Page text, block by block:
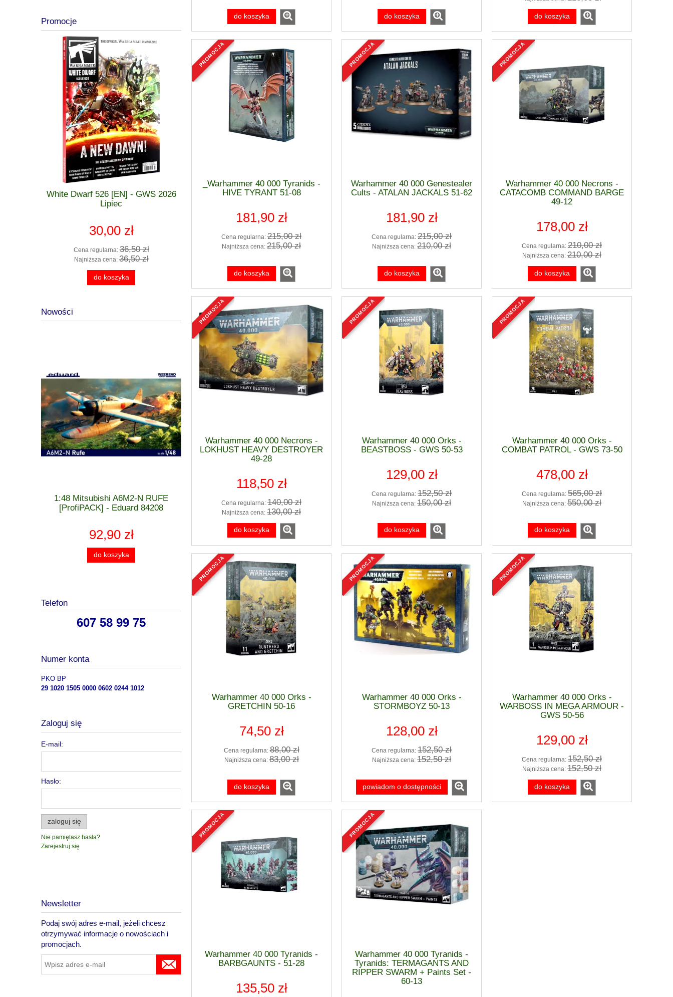
Promocje
White Dwarf 526 [EN] - GWS 2026
Lipiec
30,00 zł
Cena regularna:36,50 zł
Najniższa cena:36,50 zł
do koszyka
.Warhammer Age Of Sigmar -
131,00 zł
Cena regularna:155,00 zł
do koszyka
Pędzel - SYNTHETIC BRUSH
20,00 zł
Cena regularna: 24,00 zł
do koszyka
White Dwarf 503 [EN] - GWS 2024
Sierpień - nieznacznie uszkodzona
17,50 zł
Cena regularna:35,00 zł
Najniższa cena:28,50 zł
do koszyka
Pędzel -
Nowości
1:48 Mitsubishi A6M2-N RUFE
[ProfiPACK] - Eduard 84208
92,90 zł
do koszyka
1:48 Curtiss P-40 E WARHAWK
[WEEKEND] - Eduard 84207
85,90 zł
do koszyka
1:48 Mikojan i Guriewicz MiG-21 F-
13 FISHBED [ProfiPACK] - Eduard
203,10 zł
do koszyka
1:48 Focke-Wulf FW-190 D-9 Early -
MiniArt 48044 Advanced Kit
188,80 zł
powiadom o dostępności
Telefon
607 58 99 75
Numer konta
PKO BP
29 1020 1505 0000 0602 0244 1012
Zaloguj się
E-mail:
Hasło:
zaloguj się
Nie pamiętasz hasła?
Zarejestruj się
Newsletter
Podaj swój adres e-mail, jeżeli chcesz
otrzymywać informacje o nowościach i
promocjach.
do koszyka do koszyka do koszyka
_Warhammer 40 000 Tyranids -
HIVE TYRANT 51-08
181,90 zł
Cena regularna: 215,00 zł
Najniższa cena: 215,00 zł
do koszyka
promocja
Warhammer 40 000 Genestealer
Cults - ATALAN JACKALS 51-62
181,90 zł
Cena regularna: 215,00 zł
Najniższa cena: 210,00 zł
do koszyka
promocja
Warhammer 40 000 Necrons -
CATACOMB COMMAND BARGE
49-12
178,00 zł
Cena regularna: 210,00 zł
Najniższa cena: 210,00 zł
do koszyka
promocja
Warhammer 40 000 Necrons -
LOKHUST HEAVY DESTROYER
49-28
118,50 zł
Cena regularna: 140,00 zł
Najniższa cena: 130,00 zł
do koszyka
promocja
Warhammer 40 000 Orks -
BEASTBOSS - GWS 50-53
129,00 zł
Cena regularna: 152,50 zł
Najniższa cena: 150,00 zł
do koszyka
promocja
Warhammer 40 000 Orks -
COMBAT PATROL - GWS 73-50
478,00 zł
Cena regularna: 565,00 zł
Najniższa cena: 550,00 zł
do koszyka
promocja
Warhammer 40 000 Orks -
GRETCHIN 50-16
74,50 zł
Cena regularna:88,00 zł
Najniższa cena:83,00 zł
do koszyka
promocja
Warhammer 40 000 Orks -
STORMBOYZ 50-13
128,00 zł
Cena regularna: 152,50 zł
Najniższa cena: 152,50 zł
powiadom o dostępności
promocja
Warhammer 40 000 Orks -
WARBOSS IN MEGA ARMOUR -
GWS 50-56
129,00 zł
Cena regularna: 152,50 zł
Najniższa cena: 152,50 zł
do koszyka
promocja
Warhammer 40 000 Tyranids -
BARBGAUNTS - 51-28
135,50 zł
promocja
Warhammer 40 000 Tyranids -
Tyranids: TERMAGANTS AND
RIPPER SWARM + Paints Set -
60-13
promocja